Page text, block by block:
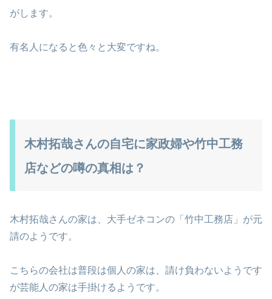
がします。
有名人になると色々と大変ですね。
木村拓哉さんの自宅に家政婦や竹中工務
店などの噂の真相は？
木村拓哉さんの家は、大手ゼネコンの「竹中工務店」が元
請のようです。
こちらの会社は普段は個人の家は、請け負わないようです
が芸能人の家は手掛けるようです。